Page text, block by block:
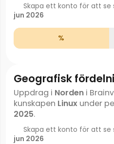
Skapa ett konto för att se
jun 2026
%
Geografisk
Uppdrag i Nordeni
kunskapen Linuxunder
2025.
Skapa ett konto för att se
jun 2026